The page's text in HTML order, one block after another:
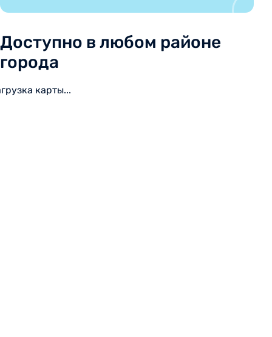
Доступно в любом районе
города
карты...